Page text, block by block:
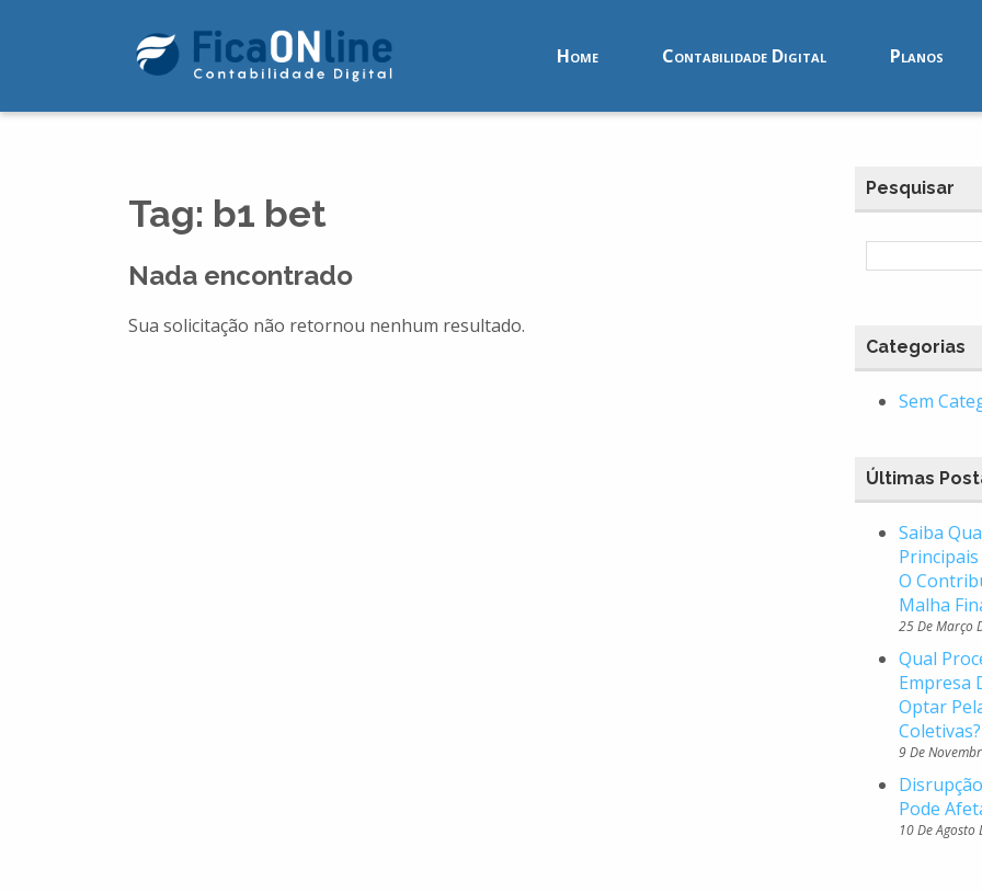
Home Contabilidade Digital Planos
Tag: b1 bet
Nada encontrado
Sua solicitação não retornou nenhum resultado.
Pesquisar
Categorias
Sem
Últimas
Saiba
O
Malha
25 De Março
Qual
Empresa
Optar
Coletivas?
9 De
Pode
10 De Agosto